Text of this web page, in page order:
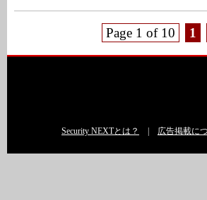
Page 1 of 10 1
Security NEXTとは？ 広告掲載に